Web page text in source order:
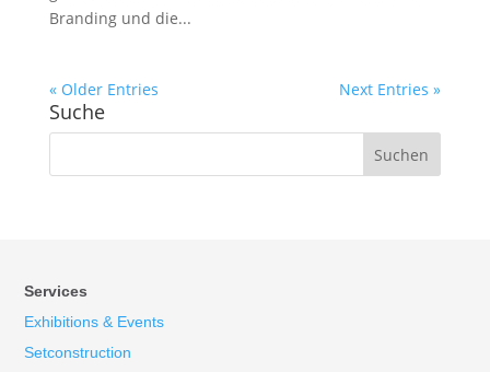
Branding und die...
« Older Entries Next Entries »
Suche
Services
Exhibitions & Events
Setconstruction